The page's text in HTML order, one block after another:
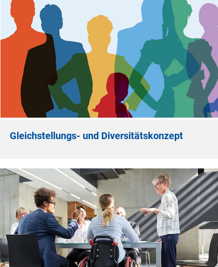
Gleichstellungs- und Diversitätskonzept